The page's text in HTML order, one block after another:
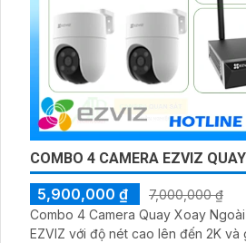
COMBO 4 CAMERA EZVIZ
5,900,000 ₫
7,000,000 ₫
Combo 4 Camera Quay Xoay
EZVIZ với độ nét cao lên đến 2K và